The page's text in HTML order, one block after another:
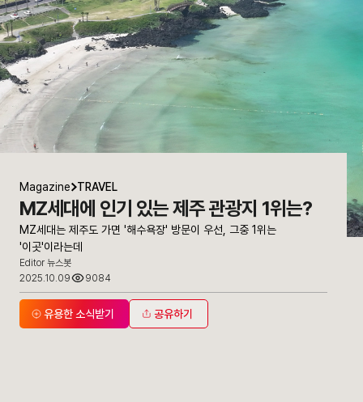
Magazine TRAVEL
MZ세대에 인기 있는 제주 관광지 1위는?
MZ세대는 제주도 가면 '해수욕장' 방문이 우선, 그중 1위는
'이곳'이라는데
Editor 뉴스봇
2025.10.09
9084
유용한 소식받기 공유하기